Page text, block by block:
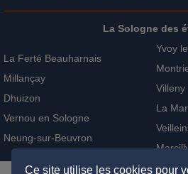
La Sologne des
La Ferté Beauharnais
Millançay
Dhuizon
Vernou en Sologne
Neung-sur-Beuvron
Yvoy
Villeny
La
Ce site utilise les cookies pour